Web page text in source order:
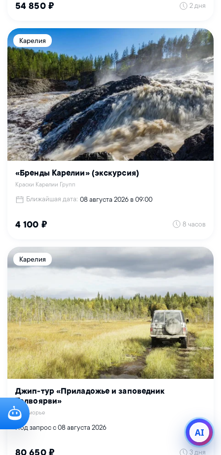
54 850 ₽ 2 дня
Карелия
«Бренды Карелии» (экскурсия)
Краски Карелии Групп
Ближайшая дата: 08 августа 2026 в 09:00
4 100 ₽ 8 часов
Карелия
Джип-тур «Приладожье и заповедник
Толвоярви»
Лукоморье
Под запрос с 08 августа 2026
3 дня
AI